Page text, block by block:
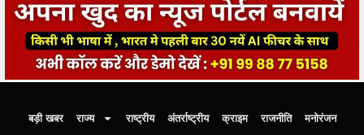
बड़ी खबर राज्य राष्ट्रीय अंतर्राष्ट्रीय क्राइम राजनीति
मनोरंजन